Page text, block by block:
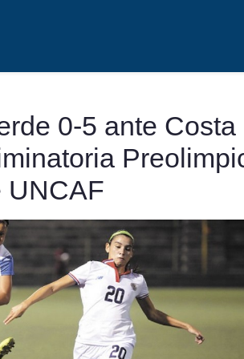
0-5 ante Costa
UNCAF